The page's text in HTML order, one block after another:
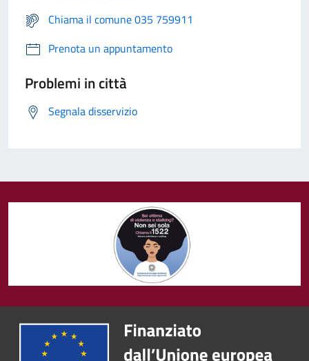
Chiama il comune 035 759911
Prenota un appuntamento
Problemi in città
Segnala disservizio